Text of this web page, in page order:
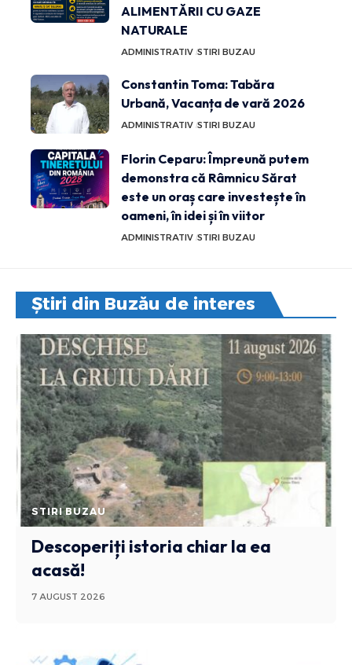
ALIMENTĂRII CU GAZE
NATURALE
ADMINISTRATIV STIRI BUZAU
Constantin Toma: Tabăra
Urbană, Vacanța de vară 2026
ADMINISTRATIV STIRI BUZAU
Florin Ceparu: Împreună putem
demonstra că Râmnicu Sărat
este un oraș care investește în
oameni, în idei și în viitor
ADMINISTRATIV STIRI BUZAU
Știri din Buzău de interes
STIRI BUZAU
Descoperiți istoria chiar la ea
acasă!
7 AUGUST 2026